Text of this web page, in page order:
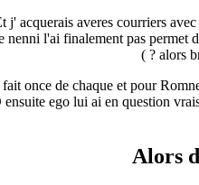
j' acquerais averes courriers
nenni l'ai finalement pas permet
alors
once de chaque et pour
ego lui ai en question
Alors